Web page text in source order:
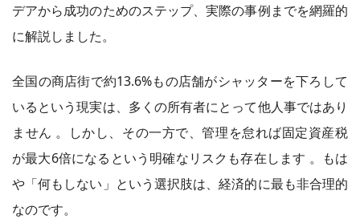
デアから成功のためのステップ、実際の事例までを網羅的
に解説しました。
全国の商店街で約13.6%もの店舗がシャッターを下ろして
いるという現実は、多くの所有者にとって他人事ではあり
ません 。しかし、その一方で、管理を怠れば固定資産税
が最大6倍になるという明確なリスクも存在します 。もは
や「何もしない」という選択肢は、経済的に最も非合理的
なのです。